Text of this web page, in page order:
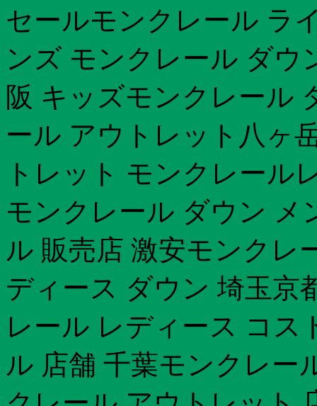
セールモンクレール ラ
ンズ モンクレール ダ
阪 キッズモンクレール
ール アウトレット八ヶ
トレット モンクレール
モンクレール ダウン メ
ル 販売店 激安モンクレ
ディース ダウン 埼玉京
レール レディース コ
ル 店舗 千葉モンクレー